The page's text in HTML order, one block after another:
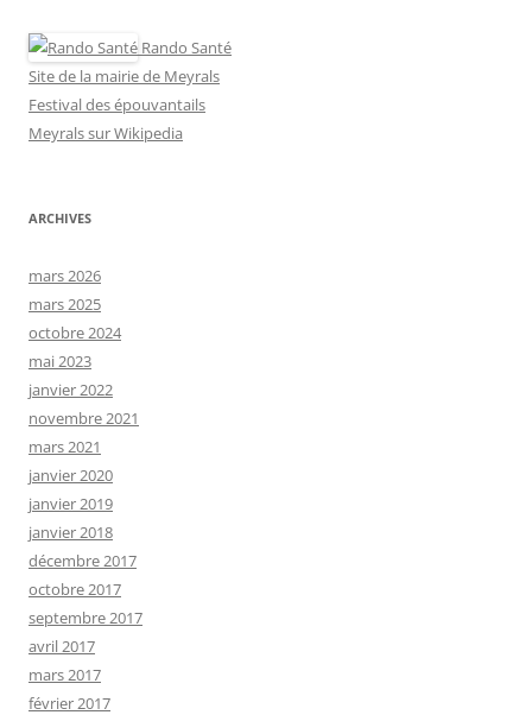
Rando Santé
Site de la mairie de Meyrals
Festival des épouvantails
Meyrals sur Wikipedia
ARCHIVES
mars 2026
mars 2025
octobre 2024
mai 2023
janvier 2022
novembre 2021
mars 2021
janvier 2020
janvier 2019
janvier 2018
décembre 2017
octobre 2017
septembre 2017
avril 2017
mars 2017
février 2017